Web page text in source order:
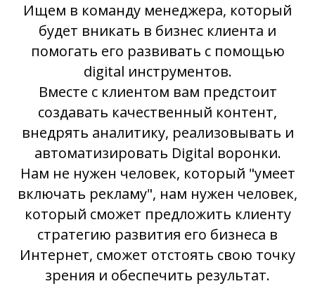
Ищем в команду менеджера, который
будет вникать в бизнес клиента и
помогать его развивать с помощью
digital инструментов.
Вместе с клиентом вам предстоит
создавать качественный контент,
внедрять аналитику, реализовывать и
автоматизировать Digital воронки.
Нам не нужен человек, который "умеет
включать рекламу", нам нужен человек,
который сможет предложить клиенту
стратегию развития его бизнеса в
Интернет, сможет отстоять свою точку
зрения и обеспечить результат.